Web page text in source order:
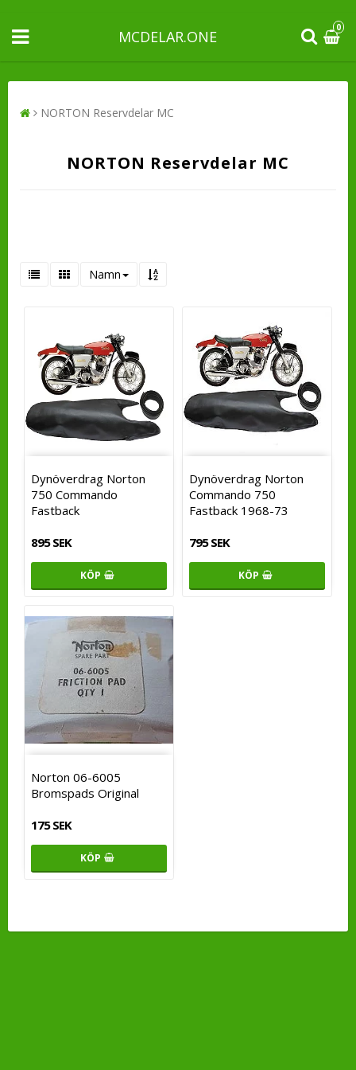
MCDELAR.ONE
0
NORTON Reservdelar MC
NORTON Reservdelar MC
Namn
Dynöverdrag Norton
750 Commando
Fastback
895 SEK
KÖP
Dynöverdrag Norton
Commando 750
Fastback 1968-73
795 SEK
KÖP
Norton 06-6005
Bromspads Original
175 SEK
KÖP